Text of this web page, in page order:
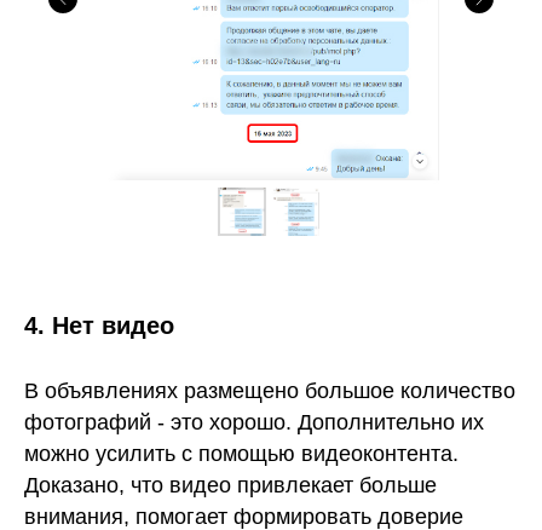
4. Нет видео
В объявлениях размещено большое количество
фотографий - это хорошо. Дополнительно их
можно усилить с помощью видеоконтента.
Доказано, что видео привлекает больше
внимания, помогает формировать доверие